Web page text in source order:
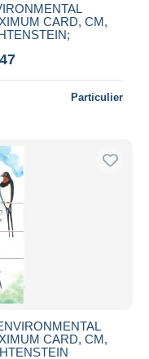
CARD, CM,
Particulier
CARD, CM,